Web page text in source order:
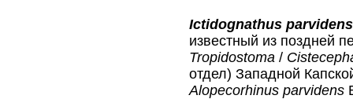
Ictidognathus parvidens
известный из поздней
Tropidostoma /
отдел) Западной
Alopecorhinus parvidens